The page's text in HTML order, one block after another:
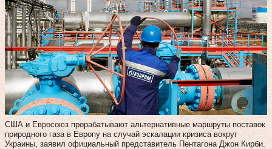
США и Евросоюз прорабатывают альтернативные маршруты поставок
природного газа в Европу на случай эскалации кризиса вокруг
Украины, заявил официальный представитель Пентагона Джон Кирби.